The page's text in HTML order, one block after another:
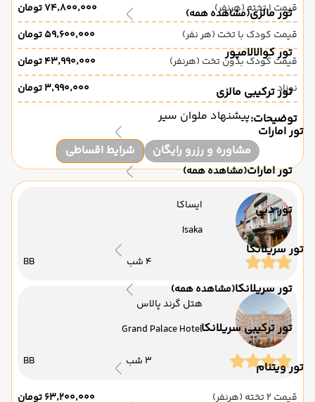
تور مالزی(مشاهده همه)
تور کوالالامپور
تور ترکیبی مالزی
تور امارات
تور امارات(مشاهده همه)
تور دبی
تور سریلانکا
تور سریلانکا(مشاهده همه)
تور ترکیبی سریلانکا
تور ویتنام
قیمت 1 تخته (هرنفر)
۷۴٬۸۰۰٬۰۰۰ تومان
قیمت کودک با تخت (هر نفر)
۵۹٬۶۰۰٬۰۰۰ تومان
قیمت کودک بدون تخت (هرنفر)
۴۳٬۹۹۰٬۰۰۰ تومان
نوزاد
۳٬۹۹۰٬۰۰۰ تومان
توضیحات:پیشنهاد ملوان سیر
مشاوره و رزرو رایگان
شرایط اقساطی
ایساکا
Isaka
4 شب BB
هتل گرند پالاس
Grand Palace Hotel
3 شب BB
قیمت 2 تخته (هرنفر)
۶۳٬۲۰۰٬۰۰۰ تومان